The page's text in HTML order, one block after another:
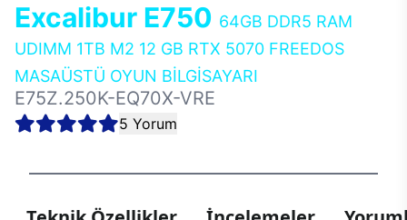
Excalibur E750 64GB DDR5 RAM
UDIMM 1TB M2 12 GB RTX 5070 FREEDOS
MASAÜSTÜ OYUN BİLGİSAYARI
E75Z.250K-EQ70X-VRE
5 Yorum